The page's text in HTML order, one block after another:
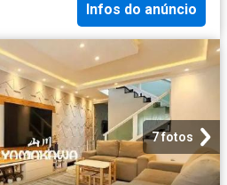
Infos do anúncio
7 fotos